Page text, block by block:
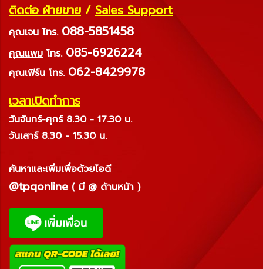
ติดต่อ ฝ่ายขาย / Sales Support
คุณเจน โทร. 088-5851458
คุณแพม โทร. 085-6926224
คุณเฟิร์น โทร. 062-8429978
เวลาเปิดทำการ
วันจันทร์-ศุกร์ 8.30 - 17.30 น.
วันเสาร์ 8.30 - 15.30 น.
ค้นหาและเพิ่มเพื่อด้วยไอดี
@tpqonline ( มี @ ด้านหน้า )